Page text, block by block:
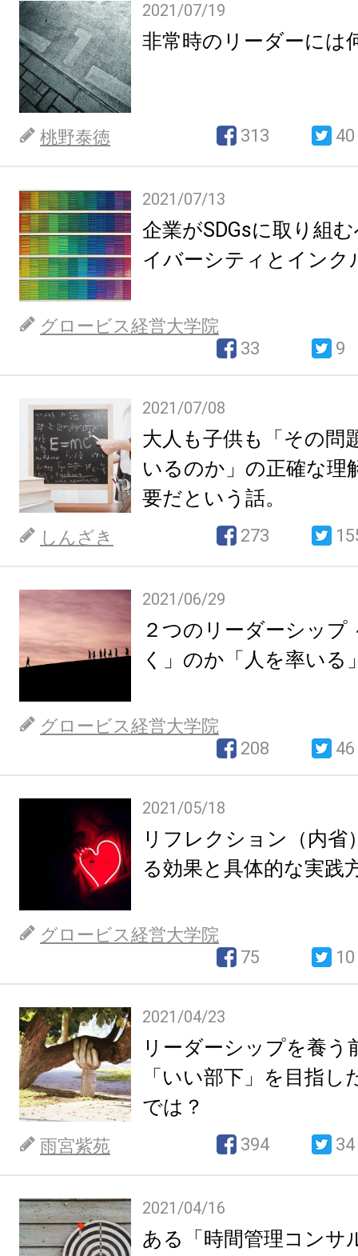
2021/07/19
非常時のリーダーには
桃野泰徳 313 40
2021/07/13
企業がSDGsに取り組
イバーシティとインク
グロービス経営大学院
33
9
2021/07/08
大人も子供も「その問
いるのか」の正確な理
要だという話。
しんざき 273
2021/06/29
２つのリーダーシップ
く」のか「人を率いる
グロービス経営大学院
208
46
2021/05/18
リフレクション（内省
る効果と具体的な実践
グロービス経営大学院
75
10
2021/04/23
リーダーシップを養う
「いい部下」を目指
では？
雨宮紫苑 394 34
2021/04/16
ある「時間管理コンサ